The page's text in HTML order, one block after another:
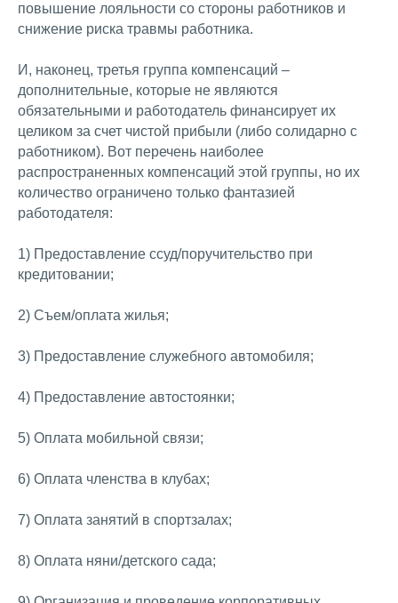
повышение лояльности со стороны работников и
снижение риска травмы работника.
И, наконец, третья группа компенсаций –
дополнительные, которые не являются
обязательными и работодатель финансирует их
целиком за счет чистой прибыли (либо солидарно с
работником). Вот перечень наиболее
распространенных компенсаций этой группы, но их
количество ограничено только фантазией
работодателя:
1) Предоставление ссуд/поручительство при
кредитовании;
2) Съем/оплата жилья;
3) Предоставление служебного автомобиля;
4) Предоставление автостоянки;
5) Оплата мобильной связи;
6) Оплата членства в клубах;
7) Оплата занятий в спортзалах;
8) Оплата няни/детского сада;